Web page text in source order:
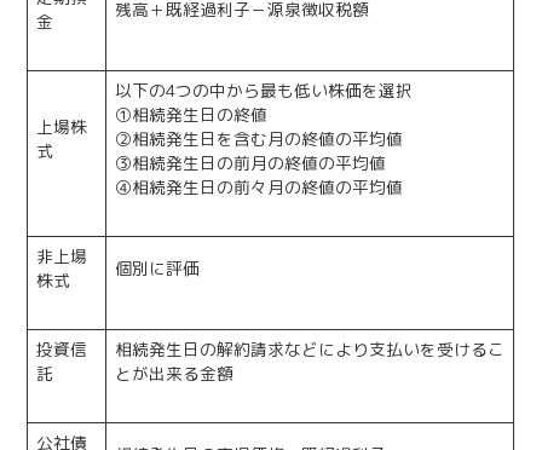
金
残高＋既経過利子－源泉徴収税額
上場株
式
以下の4つの中から最も低い株価を選択
①相続発生日の終値
②相続発生日を含む月の終値の平均値
③相続発生日の前月の終値の平均値
④相続発生日の前々月の終値の平均値
非上場
株式
個別に評価
投資信
託
相続発生日の解約請求などにより支払いを受けるこ
とが出来る金額
公社債